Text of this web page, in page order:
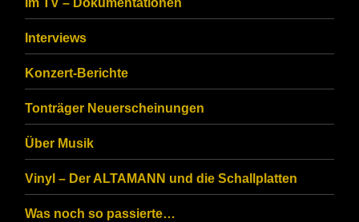
ensure
that
you
are
human.
Im TV – Dokumentationen
Interviews
Konzert-Berichte
Tonträger Neuerscheinungen
Über Musik
Vinyl – Der ALTAMANN und die Schallplatten
Was noch so passierte…